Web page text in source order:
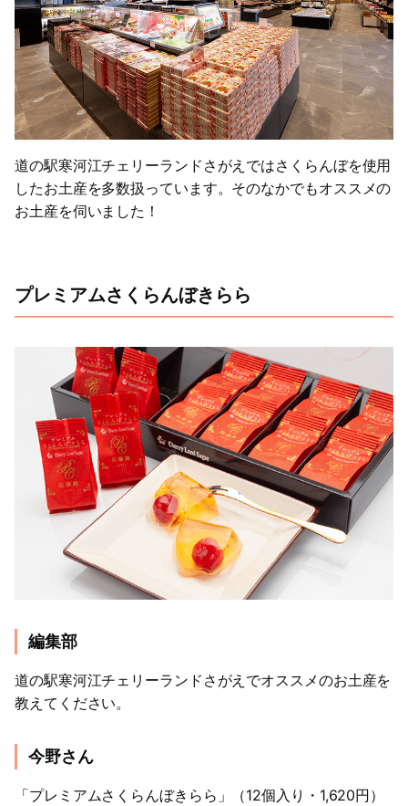
道の駅寒河江チェリーランドさがえではさくらんぼを使用
したお土産を多数扱っています。そのなかでもオススメの
お土産を伺いました！
プレミアムさくらんぼきらら
編集部
道の駅寒河江チェリーランドさがえでオススメのお土産を
教えてください。
今野さん
「プレミアムさくらんぼきらら」（12個入り・1,620円）